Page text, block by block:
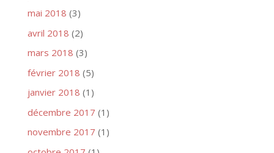
mai 2018 (3)
avril 2018 (2)
mars 2018 (3)
février 2018 (5)
janvier 2018 (1)
décembre 2017 (1)
novembre 2017 (1)